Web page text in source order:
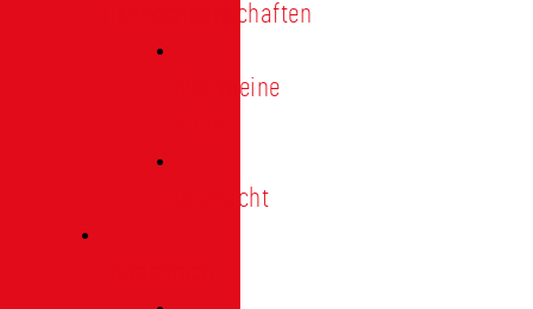
Tischgemeinschaften
Allgemeine
Übersicht